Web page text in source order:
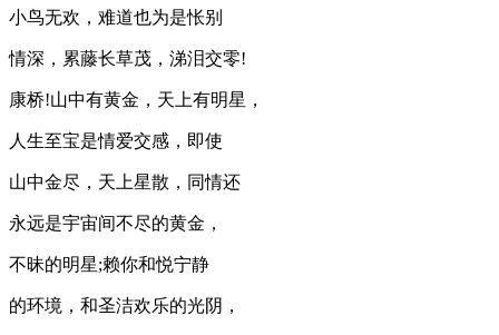
小鸟无欢，难道也为是怅别
情深，累藤长草茂，涕泪交零!
康桥!山中有黄金，天上有明星，
人生至宝是情爱交感，即使
山中金尽，天上星散，同情还
永远是宇宙间不尽的黄金，
不昧的明星;赖你和悦宁静
的环境，和圣洁欢乐的光阴，